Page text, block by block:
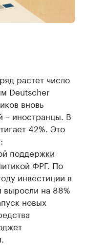
растет число
Deutscher
вновь
– иностранцы. В
42%. Это
поддержки
ФРГ. По
инвестиции в
на 88%
новых